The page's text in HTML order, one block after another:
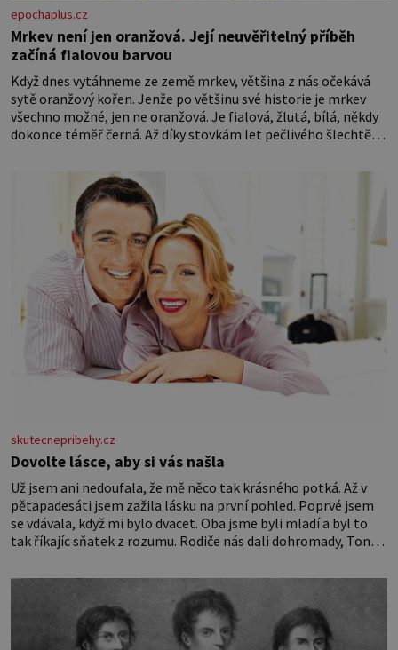
epochaplus.cz
Mrkev není jen oranžová. Její neuvěřitelný příběh
začíná fialovou barvou
Když dnes vytáhneme ze země mrkev, většina z nás očekává
sytě oranžový kořen. Jenže po většinu své historie je mrkev
všechno možné, jen ne oranžová. Je fialová, žlutá, bílá, někdy
dokonce téměř černá. Až díky stovkám let pečlivého šlechtění
nedokážeme představit. Její příběh je
skutecnepribehy.cz
Dovolte lásce, aby si vás našla
Už jsem ani nedoufala, že mě něco tak krásného potká. Až v
pětapadesáti jsem zažila lásku na první pohled. Poprvé jsem
se vdávala, když mi bylo dvacet. Oba jsme byli mladí a byl to
tak říkajíc sňatek z rozumu. Rodiče nás dali dohromady, Toník
nesvědčilo, brzy jsme zjistili, že